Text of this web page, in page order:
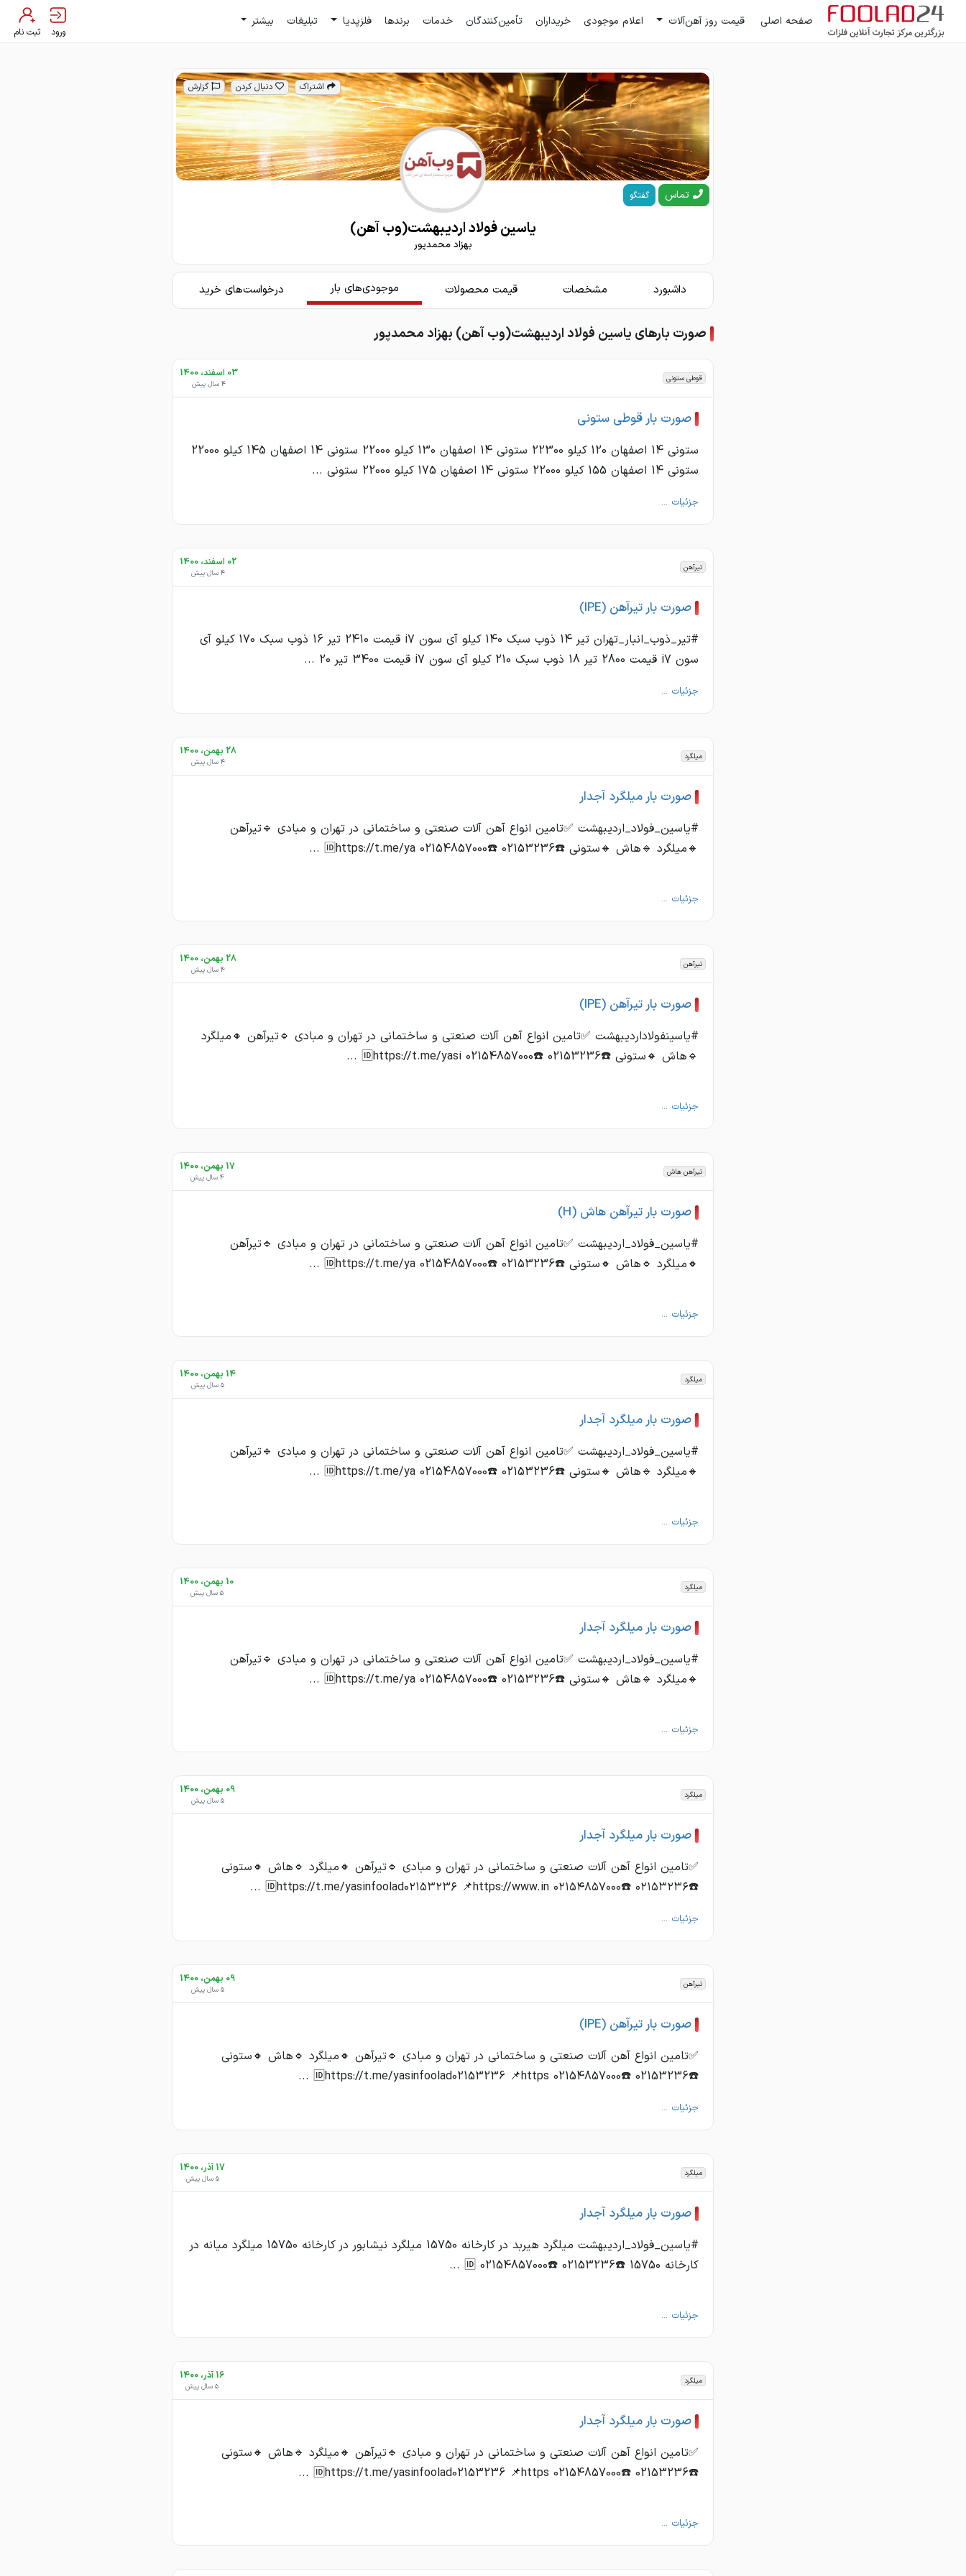
صفحه اصلی قیمت روز آهن‌آلات اعلام موجودی خریداران تأمین‌کنندگان خدمات برندها فلزپدیا تبلیغات بیشتر
ورود ثبت نام
اشتراک دنبال کردن گزارش
تماس گفتگو
یاسین فولاد اردیبهشت(وب آهن)
بهزاد محمدپور
داشبورد مشخصات قیمت محصولات موجودی‌های بار درخواست‌های خرید
صورت بارهای یاسین فولاد اردیبهشت(وب آهن) بهزاد محمدپور
قوطی ستونی 03 اسفند، 1400
4 سال پیش
صورت بار قوطی ستونی
ستونی 14 اصفهان 120 کیلو 22300 ستونی 14 اصفهان 130 کیلو 22000 ستونی 14 اصفهان 145 کیلو 22000
ستونی 14 اصفهان 155 کیلو 22000 ستونی 14 اصفهان 175 کیلو 22000 ستونی ...
جزئیات ...
تیرآهن 02 اسفند، 1400
4 سال پیش
صورت بار تیرآهن (IPE)
#تیر_ذوب_انبار_تهران تیر 14 ذوب سبک 140 کیلو آی سون i7 قیمت 2410 تیر 16 ذوب سبک 170 کیلو آی
سون i7 قیمت 2800 تیر 18 ذوب سبک 210 کیلو آی سون i7 قیمت 3400 تیر 20 ...
جزئیات ...
میلگرد 28 بهمن، 1400
4 سال پیش
صورت بار میلگرد آجدار
#یاسین_فولاد_اردیبهشت ✅تامین انواع آهن آلات صنعتی و ساختمانی در تهران و مبادی 🔹تیرآهن
🔸میلگرد 🔹هاش 🔸ستونی ☎️02153236 ☎️02154857000 🆔https://t.me/ya ...
جزئیات ...
تیرآهن 28 بهمن، 1400
4 سال پیش
صورت بار تیرآهن (IPE)
#یاسینفولاداردیبهشت ✅تامین انواع آهن آلات صنعتی و ساختمانی در تهران و مبادی 🔹تیرآهن 🔸میلگرد
🔹هاش 🔸ستونی ☎️02153236 ☎️02154857000 🆔https://t.me/yasi ...
جزئیات ...
تیرآهن هاش 17 بهمن، 1400
4 سال پیش
صورت بار تیرآهن هاش (H)
#یاسین_فولاد_اردیبهشت ✅تامین انواع آهن آلات صنعتی و ساختمانی در تهران و مبادی 🔹تیرآهن
🔸میلگرد 🔹هاش 🔸ستونی ☎️02153236 ☎️02154857000 🆔https://t.me/ya ...
جزئیات ...
میلگرد 14 بهمن، 1400
5 سال پیش
صورت بار میلگرد آجدار
#یاسین_فولاد_اردیبهشت ✅تامین انواع آهن آلات صنعتی و ساختمانی در تهران و مبادی 🔹تیرآهن
🔸میلگرد 🔹هاش 🔸ستونی ☎️02153236 ☎️02154857000 🆔https://t.me/ya ...
جزئیات ...
میلگرد 10 بهمن، 1400
5 سال پیش
صورت بار میلگرد آجدار
#یاسین_فولاد_اردیبهشت ✅تامین انواع آهن آلات صنعتی و ساختمانی در تهران و مبادی 🔹تیرآهن
🔸میلگرد 🔹هاش 🔸ستونی ☎️02153236 ☎️02154857000 🆔https://t.me/ya ...
جزئیات ...
میلگرد 09 بهمن، 1400
5 سال پیش
صورت بار میلگرد آجدار
✅تامین انواع آهن آلات صنعتی و ساختمانی در تهران و مبادی 🔹تیرآهن 🔸میلگرد 🔹هاش 🔸ستونی
☎️۰۲۱۵۳۲۳۶ ☎️۰۲۱۵۴۸۵۷۰۰۰ 🆔https://t.me/yasinfoolad۰۲۱۵۳۲۳۶ 📌https://www.in ...
جزئیات ...
تیرآهن 09 بهمن، 1400
5 سال پیش
صورت بار تیرآهن (IPE)
✅تامین انواع آهن آلات صنعتی و ساختمانی در تهران و مبادی 🔹تیرآهن 🔸میلگرد 🔹هاش 🔸ستونی
☎️02153236 ☎️02154857000 🆔https://t.me/yasinfoolad02153236 📌https ...
جزئیات ...
میلگرد 17 آذر، 1400
5 سال پیش
صورت بار میلگرد آجدار
#یاسین_فولاد_اردیبهشت میلگرد هیربد در کارخانه 15750 میلگرد نیشابور در کارخانه 15750 میلگرد میانه در
کارخانه 15750 ☎️02153236 ☎️02154857000 🆔 ...
جزئیات ...
میلگرد 16 آذر، 1400
5 سال پیش
صورت بار میلگرد آجدار
✅تامین انواع آهن آلات صنعتی و ساختمانی در تهران و مبادی 🔹تیرآهن 🔸میلگرد 🔹هاش 🔸ستونی
☎️02153236 ☎️02154857000 🆔https://t.me/yasinfoolad02153236 📌https ...
جزئیات ...